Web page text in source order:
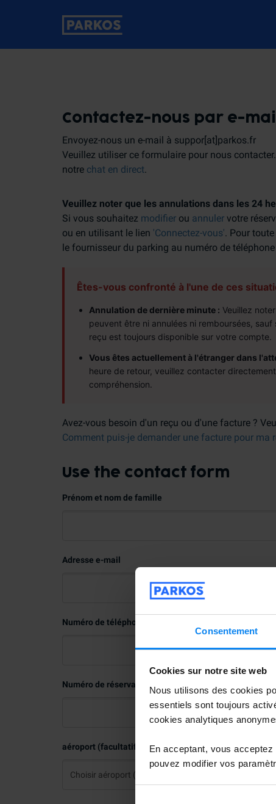
Consentement
Cookies sur notre site web
Nous utilisons des cookies
essentiels sont toujours
cookies analytiques
En acceptant, vous
pouvez modifier vos
Contactez-nous par e-mail
Envoyez-nous un e-mail à suppor[at]parkos.fr
Veuillez utiliser ce formulaire pour nous
notre chat en direct.
Veuillez noter que les annulations dans les 24
Si vous souhaitez modifier ou annuler votre
ou en utilisant le lien 'Connectez-vous'. Pour
le fournisseur du parking au numéro de
Êtes-vous confronté à l'une de ces
Annulation de dernière minute : Veuillez
peuvent être ni annulées ni remboursées,
reçu est toujours disponible sur votre compte.
Vous êtes actuellement à l'étranger dans
heure de retour, veuillez contacter
compréhension.
Avez-vous besoin d'un reçu ou d'une facture ?
Comment puis-je demander une facture pour ma
Use the contact form
Prénom et nom de famille
Adresse e-mail
Numéro de téléphone
Numéro de réservation (facultatif)
aéroport (facultatif)